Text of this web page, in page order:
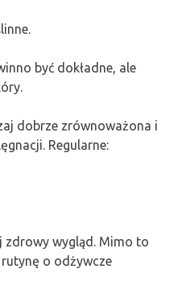
być dokładne, ale
dobrze zrównoważona i
Regularne:
zdrowy wygląd. Mimo to
o odżywcze